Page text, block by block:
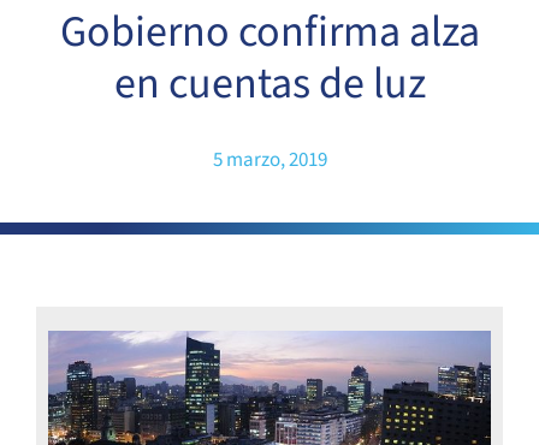
Gobierno confirma alza
en cuentas de luz
5 marzo, 2019